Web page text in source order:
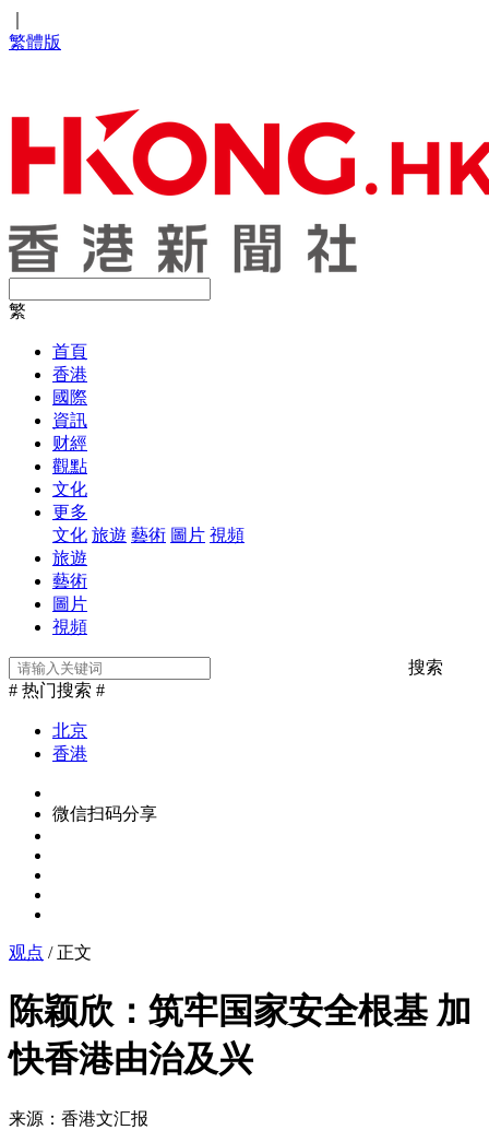
繁體版
繁
首頁
香港
國際
資訊
财經
觀點
文化
更多
文化 旅遊 藝術 圖片 視頻
旅遊
藝術
圖片
視頻
搜索
# 热门搜索 #
北京
香港
微信扫码分享
观点 / 正文
陈颖欣：筑牢国家安全根基 加
快香港由治及兴
来源：香港文汇报